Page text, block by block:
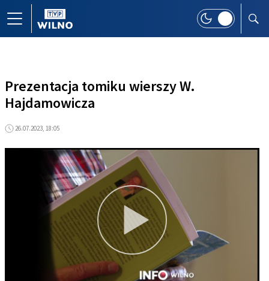
Prezentacja tomiku wierszy W.
Hajdamowicza
26.07.2023, 18:05